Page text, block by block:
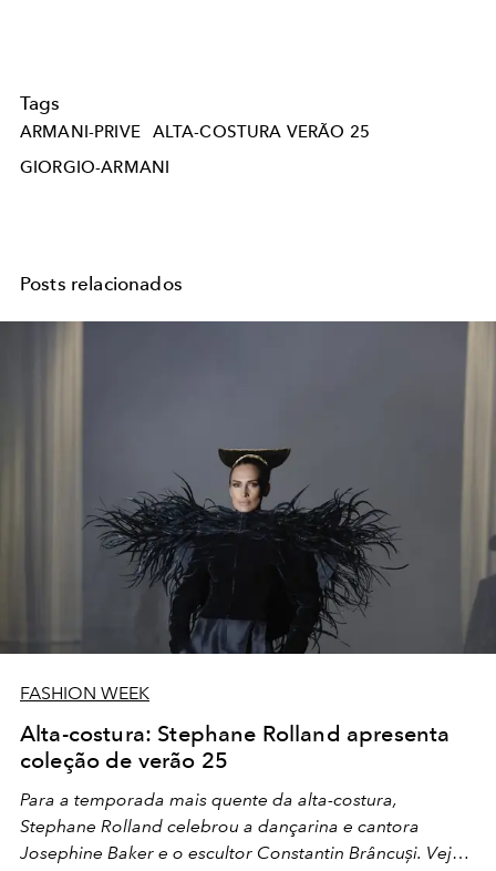
Tags
ARMANI-PRIVE
ALTA-COSTURA VERÃO 25
GIORGIO-ARMANI
Posts relacionados
FASHION WEEK
Alta-costura: Stephane Rolland apresenta
coleção de verão 25
Para a temporada mais quente da alta-costura,
Stephane Rolland celebrou a dançarina e cantora
Josephine Baker e o escultor Constantin Brâncuși. Veja